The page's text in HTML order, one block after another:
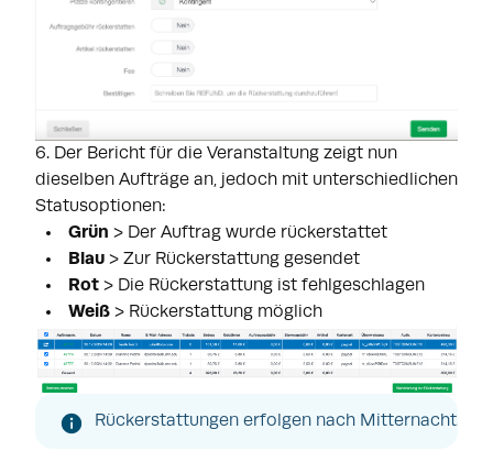
6. Der Bericht für die Veranstaltung zeigt nun
dieselben Aufträge an, jedoch mit unterschiedlichen
Statusoptionen:
Grün > Der Auftrag wurde rückerstattet
Blau > Zur Rückerstattung gesendet
Rot > Die Rückerstattung ist fehlgeschlagen
Weiß > Rückerstattung möglich
Rückerstattungen erfolgen nach Mitternacht.